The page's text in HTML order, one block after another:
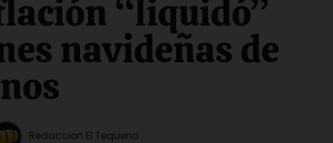
“liquidó”
navideñas de
Redaccion El Tequeno